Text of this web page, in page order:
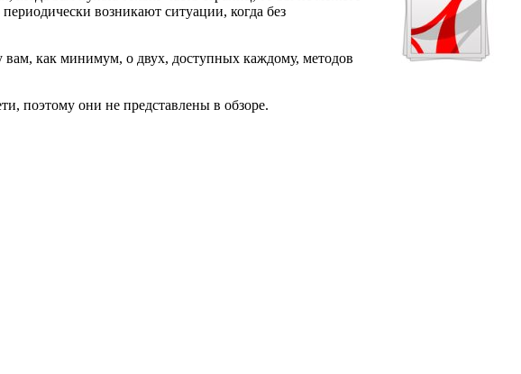
возникают ситуации, когда без
вам, как минимум, о двух, доступных каждому, методов
поэтому они не представлены в обзоре.